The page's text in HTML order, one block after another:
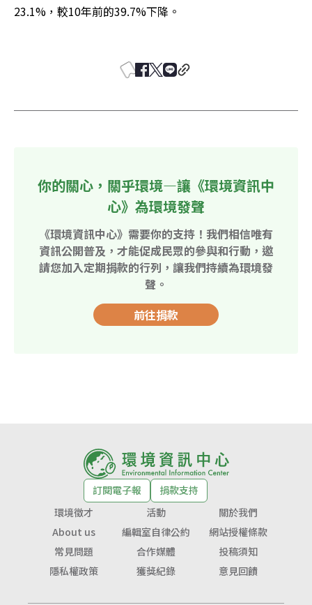
23.1%，較10年前的39.7%下降。
你的關心，關乎環境—讓《環境資訊中
心》為環境發聲
《環境資訊中心》需要你的支持！我們相信唯有
資訊公開普及，才能促成民眾的參與和行動，邀
請您加入定期捐款的行列，讓我們持續為環境發
聲。
前往捐款
訂閱電子報
捐款支持
環境徵才
活動
關於我們
About us
編輯室自律公約
網站授權條款
常見問題
合作媒體
投稿須知
隱私權政策
獲獎紀錄 意見回饋